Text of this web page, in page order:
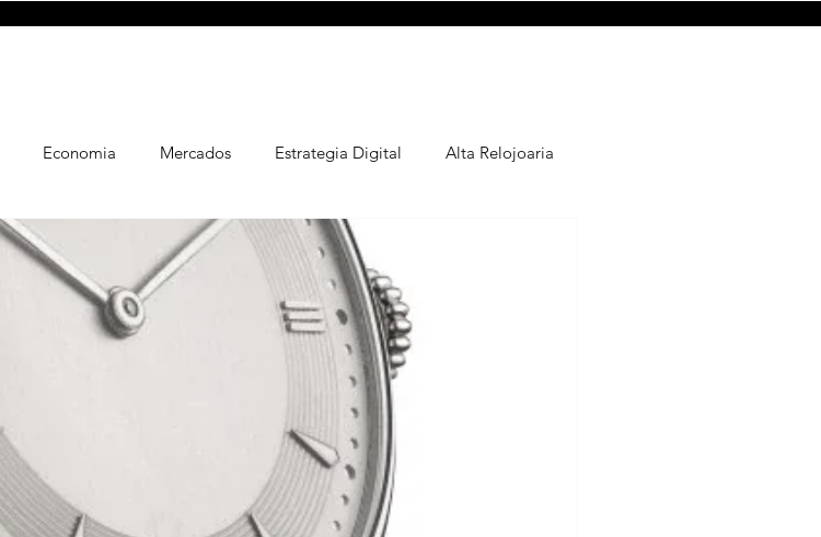
Economia Mercados Estrategia Digital Alta Relojoaria